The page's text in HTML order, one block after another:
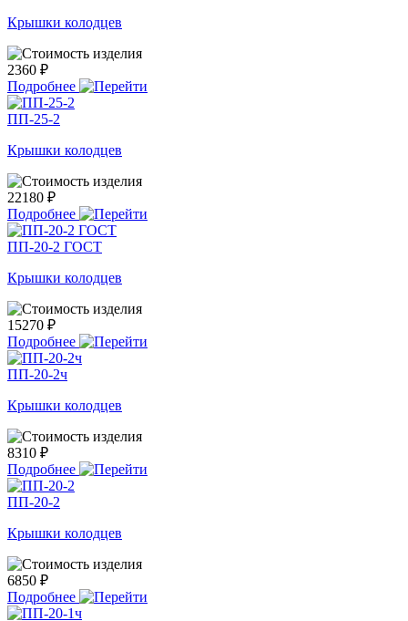
Крышки колодцев
2360 ₽
Подробнее
ПП-25-2
Крышки колодцев
22180 ₽
Подробнее
ПП-20-2 ГОСТ
Крышки колодцев
15270 ₽
Подробнее
ПП-20-2ч
Крышки колодцев
8310 ₽
Подробнее
ПП-20-2
Крышки колодцев
6850 ₽
Подробнее